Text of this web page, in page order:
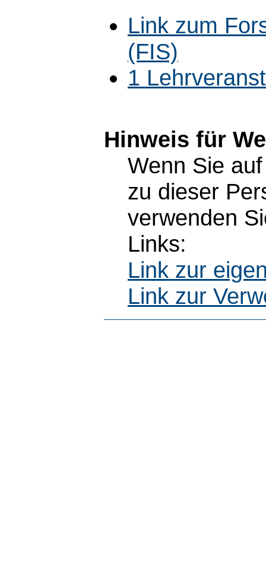
Link zum
(FIS)
1
Hinweis für
Wenn Sie
zu dieser
verwenden
Links:
Link zur
Link zur